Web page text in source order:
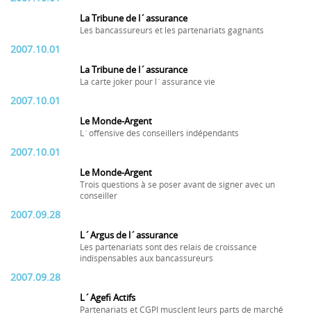
La Tribune de l´assurance
Les bancassureurs et les partenariats gagnants
2007.10.01
La Tribune de l´assurance
La carte joker pour l´assurance vie
2007.10.01
Le Monde-Argent
L´offensive des conseillers indépendants
2007.10.01
Le Monde-Argent
Trois questions à se poser avant de signer avec un
conseiller
2007.09.28
L´Argus de l´assurance
Les partenariats sont des relais de croissance
indispensables aux bancassureurs
2007.09.28
L´Agefi Actifs
Partenariats et CGPI musclent leurs parts de marché